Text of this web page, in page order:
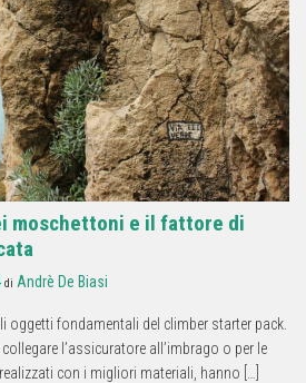
moschettoni e il fattore di
di Andrè De Biasi
fondamentali del climber starter pack.
l’assicuratore all’imbrago o per le
con i migliori materiali, hanno […]